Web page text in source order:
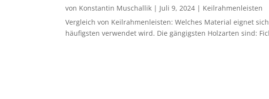
von Konstantin Muschallik | Juli 9, 2024 | Keilrahmenleisten
Vergleich von Keilrahmenleisten: Welches Material eignet
häufigsten verwendet wird. Die gängigsten Holzarten sind: